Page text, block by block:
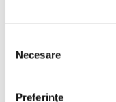
consimțământului
Necesare
Preferinţe